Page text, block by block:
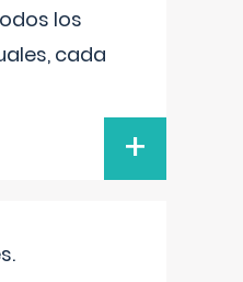
los
cada
+